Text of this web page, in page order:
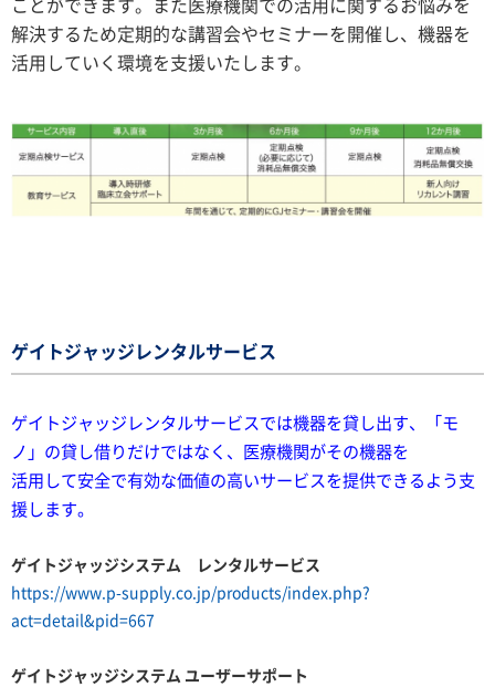
解決するため定期的な講習会やセミナーを開催し、機器を
活用していく環境を支援いたします。
ゲイトジャッジレンタルサービス
ゲイトジャッジレンタルサービスでは機器を貸し出す、
「モ
ノ」の貸し借りだけではなく、医療機関がその機器を
活用して安全で有効な価値の高いサービスを提供できるよう支
援します。
ゲイトジャッジシステム レンタルサービス
https://www.p-supply.co.jp/products/index.php?
act=detail&pid=667
ゲイトジャッジシステム ユーザーサポート